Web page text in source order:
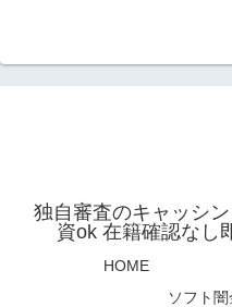
独自審査のキャッシ
資ok 在籍確認なし
HOME
ソフト